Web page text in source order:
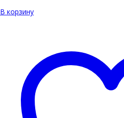
В корзину